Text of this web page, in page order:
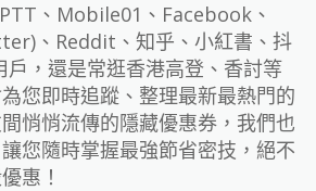
、Mobile01、Facebook、
、Reddit、知乎、小紅書、抖
，還是常逛香港高登、香討等
您即時追蹤、整理最新最熱門的
悄悄流傳的隱藏優惠券，我們也
您隨時掌握最強節省密技，絕不
惠！